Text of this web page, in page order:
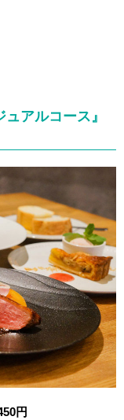
アルコース』
円